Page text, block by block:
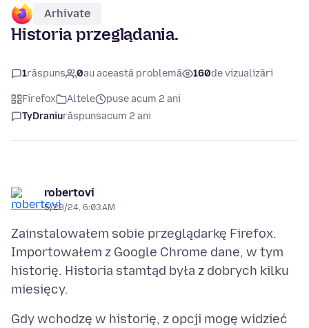
Arhivate
Historia przeglądania.
1răspuns 0au această problemă 160de vizualizări
Firefox Altele
puse acum 2 ani
TyDraniurăspunsacum 2 ani
robertovi
5/28/24, 6:03 AM
Zainstalowałem sobie przeglądarkę Firefox.
Importowałem z Google Chrome dane, w tym
historię. Historia stamtąd była z dobrych kilku
Gdy wchodzę w historię, z opcji mogę widzieć